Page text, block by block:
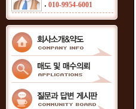
010-9954-6001